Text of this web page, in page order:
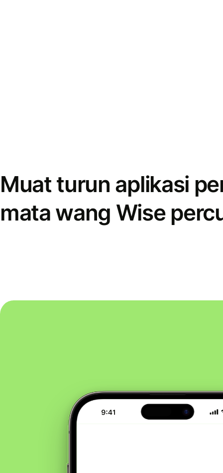
Muat turun aplikasi
mata wang Wise